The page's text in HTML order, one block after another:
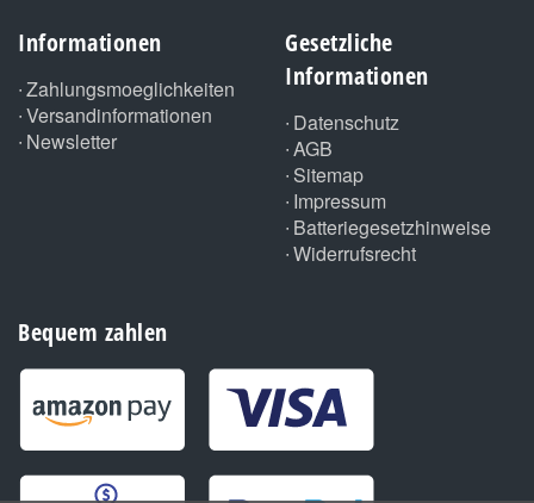
Informationen
Zahlungsmoeglichkeiten
Versandinformationen
Newsletter
Gesetzliche
Informationen
Datenschutz
AGB
Sitemap
Impressum
Batteriegesetzhinweise
Widerrufsrecht
Bequem zahlen